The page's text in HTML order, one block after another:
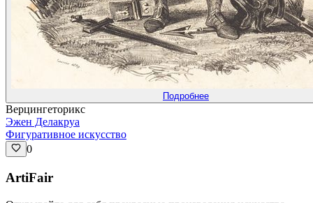
Подробнее
Верцингеторикс
Эжен Делакруа
Фигуративное искусство
0
ArtiFair